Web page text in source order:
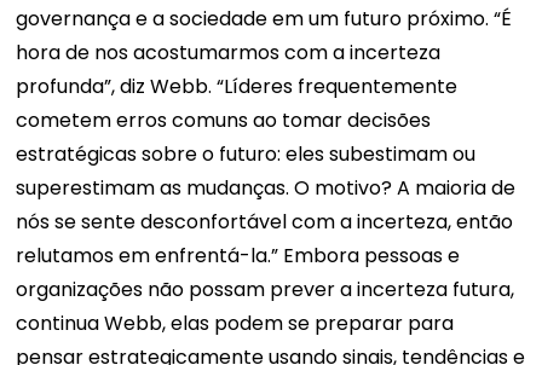
governança e a sociedade em um futuro próximo. “É
hora de nos acostumarmos com a incerteza
profunda”, diz Webb. “Líderes frequentemente
cometem erros comuns ao tomar decisões
estratégicas sobre o futuro: eles subestimam ou
superestimam as mudanças. O motivo? A maioria de
nós se sente desconfortável com a incerteza, então
relutamos em enfrentá-la.” Embora pessoas e
organizações não possam prever a incerteza futura,
continua Webb, elas podem se preparar para
pensar estrategicamente usando sinais, tendências e